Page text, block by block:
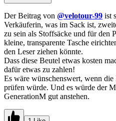
Der Beitrag von @velotour-99 ist
Verkäuferin, was im Sack ist,
zu sein als Stoffsäcke und für den
kleine, transparente Tasche
den Leser ziehen könnte.
Dass diese Beutel etwas kosten
dafür etwas zu zahlen!
Es wäre wünschenswert, wenn
prüfen würde. Und es würde der
GenerationM gut anstehen.